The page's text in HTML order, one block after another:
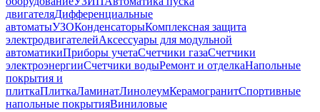
двигателяДифференциальные
автоматыУЗОКонденсаторыКомплексная защита
электродвигателейАксессуары для модульной
автоматикиПриборы учетаСчетчики газаСчетчики
электроэнергииСчетчики водыРемонт и отделкаНапольные
покрытия и
плиткаПлиткаЛаминатЛинолеумКерамогранитСпортивные
напольные покрытияВиниловые